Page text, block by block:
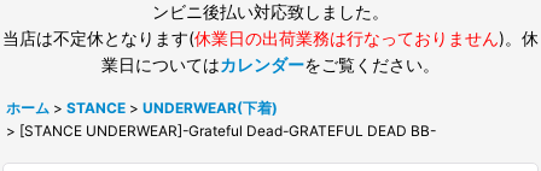
ンビニ後払い対応致しました。
当店は不定休となります(休業日の出荷業務は行なっておりません)。休
業日についてはカレンダーをご覧ください。
ホーム > STANCE > UNDERWEAR(下着)
> [STANCE UNDERWEAR]-Grateful Dead-GRATEFUL DEAD BB-